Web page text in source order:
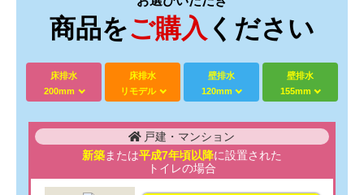
商品をご購入 ください
床排水
200mm
床排水
リモデル
壁排水
120mm
壁排水
155mm
戸建・マンション
新築または平成7年頃以降に設置された
トイレの場合